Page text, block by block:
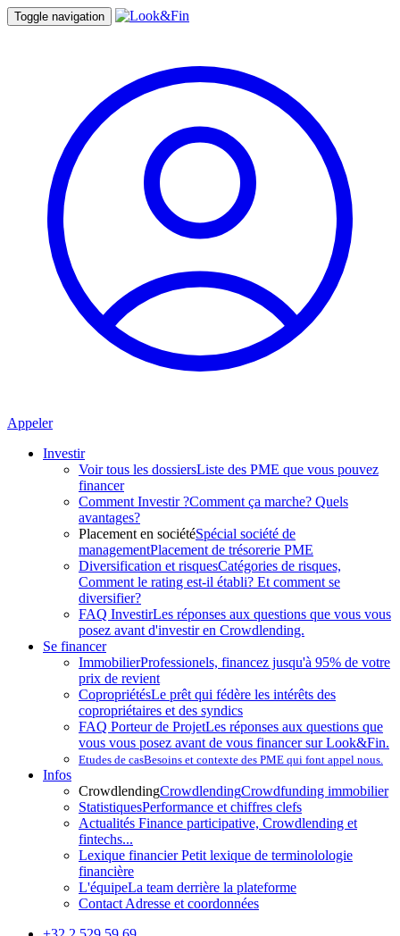
Toggle navigation
Appeler
Investir
Voir tous les dossiersListe des PME que vous pouvez
financer
Comment Investir ?Comment ça marche? Quels
avantages?
Placement en sociétéSpécial société de
managementPlacement de trésorerie PME
Diversification et risquesCatégories de risques,
Comment le rating est-il établi? Et comment se
diversifier?
FAQ InvestirLes réponses aux questions que vous vous
posez avant d'investir en Crowdlending.
Se financer
ImmobilierProfessionels, financez jusqu'à 95% de votre
prix de revient
CopropriétésLe prêt qui fédère les intérêts des
copropriétaires et des syndics
FAQ Porteur de ProjetLes réponses aux questions que
vous vous posez avant de vous financer sur Look&Fin.
Etudes de casBesoins et contexte des PME qui font appel nous.
Infos
CrowdlendingCrowdlendingCrowdfunding immobilier
StatistiquesPerformance et chiffres clefs
Actualités Finance participative, Crowdlending et
fintechs...
Lexique financierPetit lexique de terminolologie
financière
L'équipeLa team derrière la plateforme
Contact Adresse et coordonnées